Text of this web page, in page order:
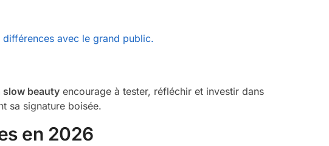
avec le grand public.
slow beauty encourage à tester, réfléchir et investir dans
sa signature boisée.
en 2026